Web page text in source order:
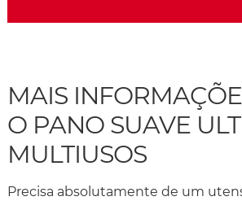
MAIS
O PANO SUAVE
MULTIUSOS
Precisa absolutamente de um